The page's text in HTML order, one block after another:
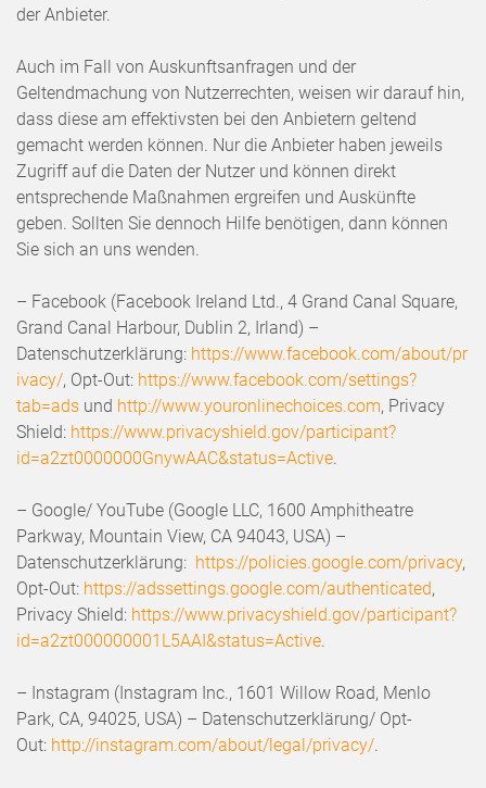
der Anbieter.
Auch im Fall von Auskunftsanfragen und der
Geltendmachung von Nutzerrechten, weisen wir darauf hin,
dass diese am effektivsten bei den Anbietern geltend
gemacht werden können. Nur die Anbieter haben jeweils
Zugriff auf die Daten der Nutzer und können direkt
entsprechende Maßnahmen ergreifen und Auskünfte
geben. Sollten Sie dennoch Hilfe benötigen, dann können
Sie sich an uns wenden.
– Facebook (Facebook Ireland Ltd., 4 Grand Canal Square,
Grand Canal Harbour, Dublin 2, Irland) –
Datenschutzerklärung: https://www.facebook.com/about/pr
ivacy/, Opt-Out: https://www.facebook.com/settings?
tab=ads und http://www.youronlinechoices.com, Privacy
Shield: https://www.privacyshield.gov/participant?
id=a2zt0000000GnywAAC&status=Active.
– Google/ YouTube (Google LLC, 1600 Amphitheatre
Parkway, Mountain View, CA 94043, USA) –
Datenschutzerklärung: https://policies.google.com/privacy,
Opt-Out: https://adssettings.google.com/authenticated,
Privacy Shield: https://www.privacyshield.gov/participant?
id=a2zt000000001L5AAI&status=Active.
– Instagram (Instagram Inc., 1601 Willow Road, Menlo
Park, CA, 94025, USA) – Datenschutzerklärung/ Opt-
Out: http://instagram.com/about/legal/privacy/.